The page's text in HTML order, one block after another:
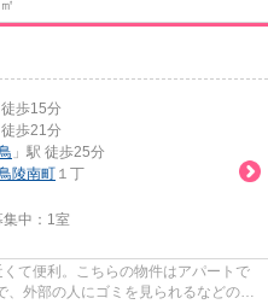
徒歩15分
徒歩21分
」駅 徒歩25分
陵南町 １丁
中： 1室
て便利。こちらの物件はアパートで
外部の人にゴミを見られるなどのト